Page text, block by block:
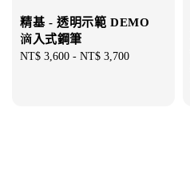
精基 - 透明示範 DEMO
滴入式鋼筆
Regular
NT$ 3,600 - NT$ 3,700